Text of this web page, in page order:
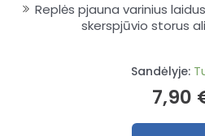
Replės pjauna varinius
skerspjūvio storus
Sandėlyje:
7,90